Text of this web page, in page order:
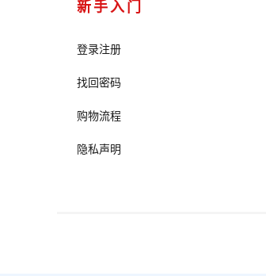
新手入门
登录注册
找回密码
购物流程
隐私声明